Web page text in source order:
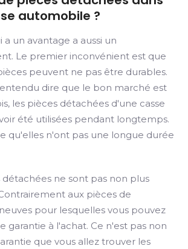
automobile ?
a un avantage a aussi un
Le premier inconvénient est que
peuvent ne pas être durables.
entendu dire que le bon marché est
les pièces détachées d'une casse
été utilisées pendant longtemps.
qu'elles n'ont pas une longue durée
détachées ne sont pas non plus
aux pièces de
pour lesquelles vous pouvez
garantie à l'achat. Ce n'est pas non
que vous allez trouver les